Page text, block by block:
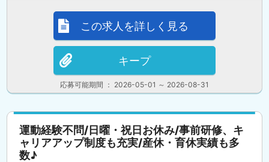
応募可能期間 ： 2026-05-01 ～ 2026-08-31
この求人を詳しく見る
キープ
運動経験不問/日曜・祝日お休み/事前研修、キ
ャリアアップ制度も充実/産休・育休実績も多
数♪